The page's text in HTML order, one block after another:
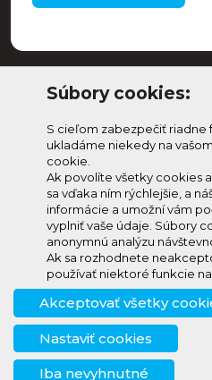
info@knh.sk
+421 903
294 997
Prihlásenie
Zmeniť
nastavenie
cookies
Súbory cookies:
S cieľom zabezpečiť
ukladáme niekedy na
cookie.
Ak povolíte všetky cookies
sa vďaka ním rýchlejšie, a
informácie a umožní vám
vyplniť vaše údaje. Súbory
anonymnú analýzu
Ak sa rozhodnete
používať niektoré funkcie
Akceptovať všetky
Nastaviť cookies
Iba nevyhnutné